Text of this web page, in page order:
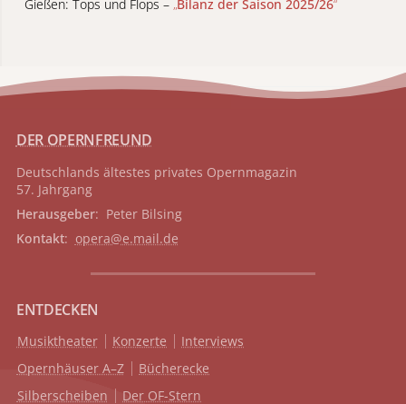
Gießen: Tops und Flops – „Bilanz der Saison 2025/26“
DER OPERNFREUND
Deutschlands ältestes privates Opernmagazin
57. Jahrgang
Herausgeber: Peter Bilsing
Kontakt: opera@e.mail.de
ENTDECKEN
Musiktheater Konzerte
Interviews
Opernhäuser A–Z
Bücherecke
Silberscheiben
Der OF-Stern